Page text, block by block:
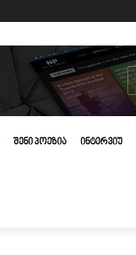
ᲨᲔᲜᲘ ᲞᲝᲔᲖᲘᲐ ᲘᲜᲢᲔᲠᲕᲘᲣ